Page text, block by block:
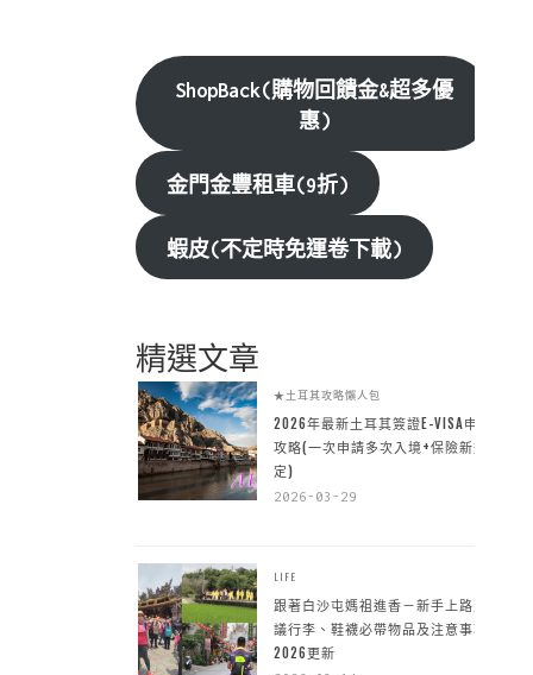
ShopBack(購物回饋金&超多優
惠)
金門金豐租車(9折)
蝦皮(不定時免運卷下載)
精選文章
★土耳其攻略懶人包
2026年最新土耳其簽證E-VISA申請
攻略(一次申請多次入境+保險新規
定)
2026-03-29
LIFE
跟著白沙屯媽祖進香－新手上路建
議行李、鞋襪必帶物品及注意事項
2026更新